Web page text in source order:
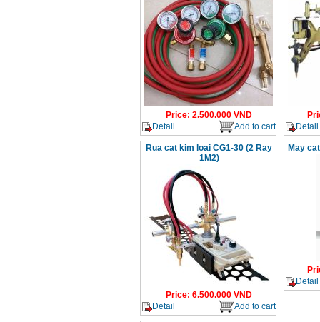
Price: 2.500.000 VND
Detail
Add to cart
Detail
Rua cat kim loai CG1-30 (2 Ray
1M2)
Price: 6.500.000 VND
Detail
Add to cart
May
Detail